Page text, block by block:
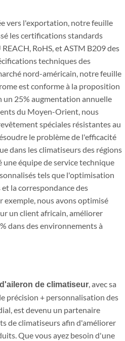
vers l'exportation, notre feuille
les certifications standards
RoHS, et ASTM B209 des
techniques des
nord-américain, notre feuille
est conforme à la proposition
25% augmentation annuelle
du Moyen-Orient, nous
spéciales résistantes au
le problème de l'efficacité
dans les climatiseurs des régions
une équipe de service technique
tels que l'optimisation
la correspondance des
exemple, nous avons optimisé
un client africain, améliorer
dans des environnements à
de climatiseur, avec sa
précision + personnalisation des
est devenu un partenaire
de climatiseurs afin d'améliorer
Que vous ayez besoin d'une